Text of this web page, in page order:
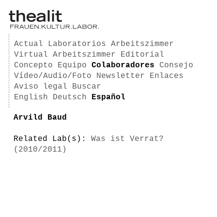
Actual Laboratorios
Arbeitszimmer
Virtual Arbeitszimmer
Editorial
Concepto
Equipo Colaboradores
Consejo
Vídeo/Audio/Foto
Newsletter
Enlaces
Aviso legal
Buscar
English
Deutsch Español
Arvild Baud
Related Lab(s): Was ist Verrat?
(2010/2011)